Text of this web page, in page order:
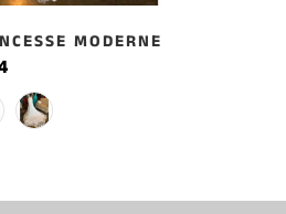
MODERNE